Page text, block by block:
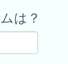
は？